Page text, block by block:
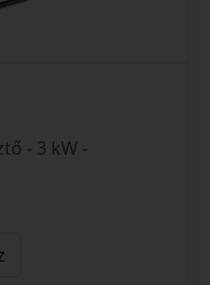
- 3 kW -